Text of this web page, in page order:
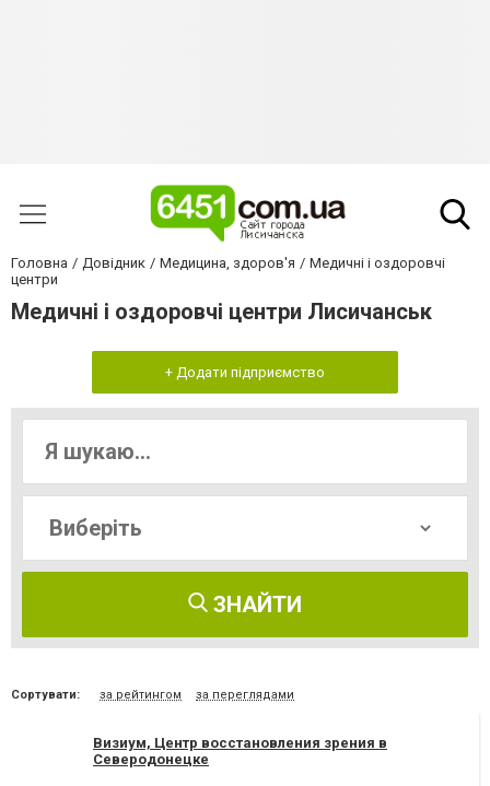
Головна Довідник Медицина, здоров'я
Медичні і оздоровчі
центри
Медичні і оздоровчі центри Лисичанськ
+ Додати підприємство
ЗНАЙТИ
Сортувати: за рейтингом за переглядами
Визиум, Центр восстановления зрения в
Северодонецке